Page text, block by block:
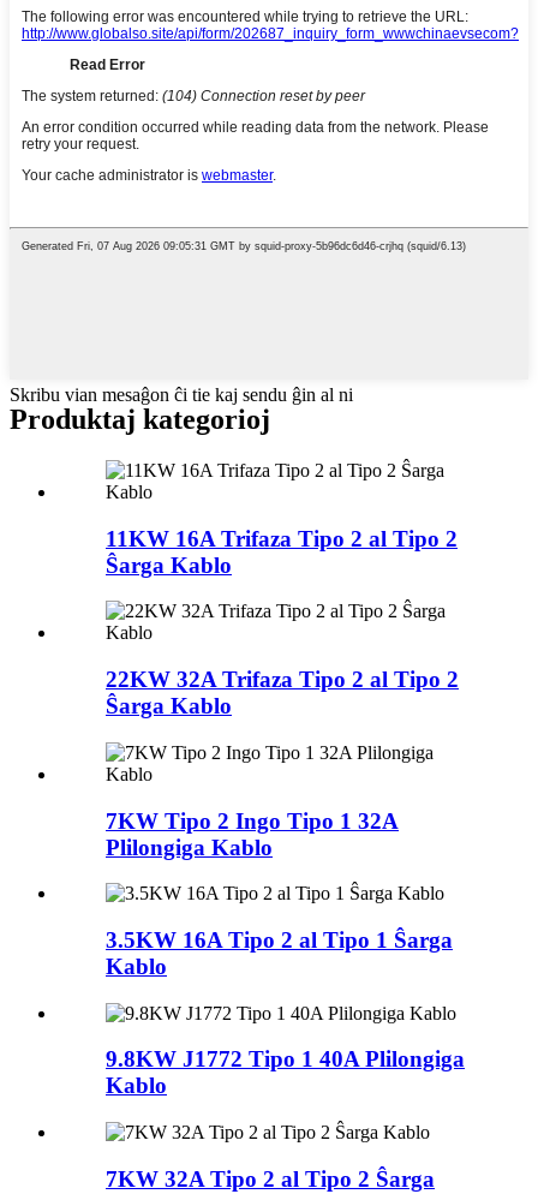
Skribu vian mesaĝon ĉi tie kaj sendu ĝin al ni
Produktaj kategorioj
11KW 16A Trifaza Tipo 2 al Tipo 2
Ŝarga Kablo
22KW 32A Trifaza Tipo 2 al Tipo 2
Ŝarga Kablo
7KW Tipo 2 Ingo Tipo 1 32A
Plilongiga Kablo
3.5KW 16A Tipo 2 al Tipo 1 Ŝarga
Kablo
9.8KW J1772 Tipo 1 40A Plilongiga
Kablo
7KW 32A Tipo 2 al Tipo 2 Ŝarga